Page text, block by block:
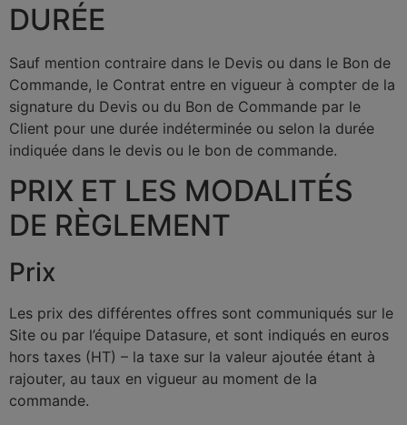
DURÉE
Sauf mention contraire dans le Devis ou dans le Bon de
Commande, le Contrat entre en vigueur à compter de la
signature du Devis ou du Bon de Commande par le
Client pour une durée indéterminée ou selon la durée
indiquée dans le devis ou le bon de commande.
PRIX ET LES MODALITÉS
DE RÈGLEMENT
Prix
Les prix des différentes offres sont communiqués sur le
Site ou par l’équipe Datasure, et sont indiqués en euros
hors taxes (HT) – la taxe sur la valeur ajoutée étant à
rajouter, au taux en vigueur au moment de la
commande.